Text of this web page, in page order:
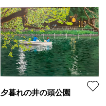
夕暮れの井の頭公園